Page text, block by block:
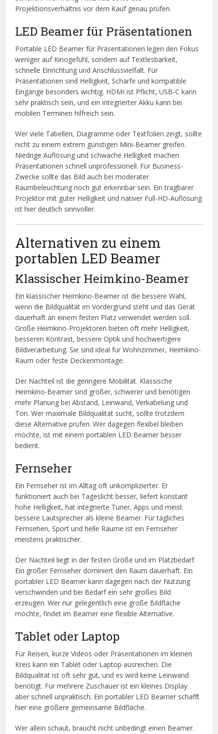
Projektionsverhältnis vor dem Kauf genau prüfen.
LED Beamer für Präsentationen
Portable LED Beamer für Präsentationen legen den Fokus
weniger auf Kinogefühl, sondern auf Textlesbarkeit,
schnelle Einrichtung und Anschlussvielfalt. Für
Präsentationen sind Helligkeit, Schärfe und kompatible
Eingänge besonders wichtig. HDMI ist Pflicht, USB-C kann
sehr praktisch sein, und ein integrierter Akku kann bei
mobilen Terminen hilfreich sein.
Wer viele Tabellen, Diagramme oder Textfolien zeigt, sollte
nicht zu einem extrem günstigen Mini-Beamer greifen.
Niedrige Auflösung und schwache Helligkeit machen
Präsentationen schnell unprofessionell. Für Business-
Zwecke sollte das Bild auch bei moderater
Raumbeleuchtung noch gut erkennbar sein. Ein tragbarer
Projektor mit guter Helligkeit und nativer Full-HD-Auflösung
ist hier deutlich sinnvoller.
Alternativen zu einem
portablen LED Beamer
Klassischer Heimkino-Beamer
Ein klassischer Heimkino-Beamer ist die bessere Wahl,
wenn die Bildqualität im Vordergrund steht und das Gerät
dauerhaft an einem festen Platz verwendet werden soll.
Große Heimkino-Projektoren bieten oft mehr Helligkeit,
besseren Kontrast, bessere Optik und hochwertigere
Bildverarbeitung. Sie sind ideal für Wohnzimmer, Heimkino-
Raum oder feste Deckenmontage.
Der Nachteil ist die geringere Mobilität. Klassische
Heimkino-Beamer sind größer, schwerer und benötigen
mehr Planung bei Abstand, Leinwand, Verkabelung und
Ton. Wer maximale Bildqualität sucht, sollte trotzdem
diese Alternative prüfen. Wer dagegen flexibel bleiben
möchte, ist mit einem portablen LED Beamer besser
bedient.
Fernseher
Ein Fernseher ist im Alltag oft unkomplizierter. Er
funktioniert auch bei Tageslicht besser, liefert konstant
hohe Helligkeit, hat integrierte Tuner, Apps und meist
bessere Lautsprecher als kleine Beamer. Für tägliches
Fernsehen, Sport und helle Räume ist ein Fernseher
meistens praktischer.
Der Nachteil liegt in der festen Größe und im Platzbedarf.
Ein großer Fernseher dominiert den Raum dauerhaft. Ein
portabler LED Beamer kann dagegen nach der Nutzung
verschwinden und bei Bedarf ein sehr großes Bild
erzeugen. Wer nur gelegentlich eine große Bildfläche
möchte, findet im Beamer eine flexible Alternative.
Tablet oder Laptop
Für Reisen, kurze Videos oder Präsentationen im kleinen
Kreis kann ein Tablet oder Laptop ausreichen. Die
Bildqualität ist oft sehr gut, und es wird keine Leinwand
benötigt. Für mehrere Zuschauer ist ein kleines Display
aber schnell unpraktisch. Ein portabler LED Beamer schafft
hier eine größere gemeinsame Bildfläche.
Wer allein schaut, braucht nicht unbedingt einen Beamer.